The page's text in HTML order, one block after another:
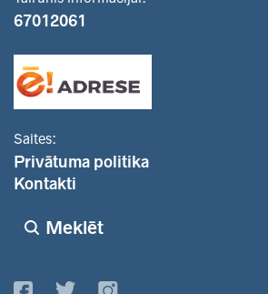
67012061
Saites:
Privātuma politika
Kontakti
Meklēt